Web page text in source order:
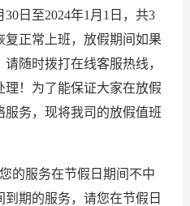
日至2024年1月1日，共3
复正常上班，放假期间如果
随时拨打在线客服热线，
！为了能保证大家在放假
务，现将我司的放假值班
的服务在节假日期间不中
期的服务，请您在节假日